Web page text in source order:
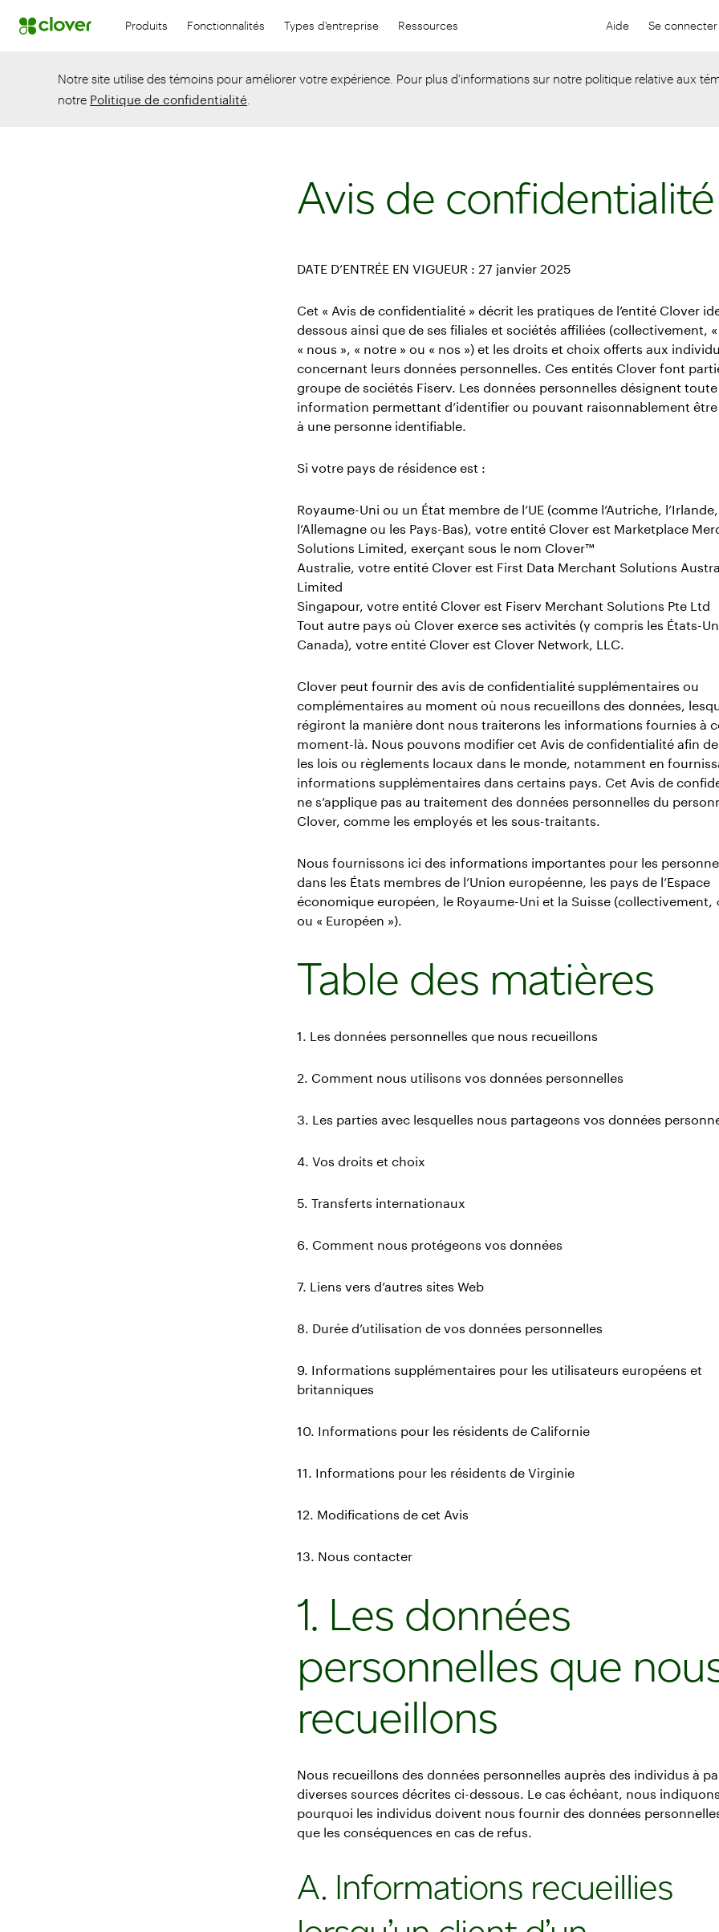
Produits Fonctionnalités Types d'entreprise Ressources Aide
Aide
Se connecter
Se
Notre site utilise des témoins pour améliorer votre expérience. Pour plus d'informations sur notre politique relative aux
notre Politique de confidentialité
Avis de confidentialité
DATE D’ENTRÉE EN VIGUEUR : 27 janvier 2025
Cet « Avis de confidentialité » décrit les pratiques de l’entité Clover
dessous ainsi que de ses filiales et sociétés affiliées (collectivement,
« nous », « notre » ou « nos ») et les droits et choix offerts aux
concernant leurs données personnelles. Ces entités Clover font
groupe de sociétés Fiserv. Les données personnelles désignent toute
information permettant d’identifier ou pouvant raisonnablement être
à une personne identifiable.
Si votre pays de résidence est :
Royaume-Uni ou un État membre de l’UE (comme l’Autriche, l’Irlande,
l’Allemagne ou les Pays-Bas), votre entité Clover est Marketplace
Solutions Limited, exerçant sous le nom Clover™
Australie, votre entité Clover est First Data Merchant Solutions
Limited
Singapour, votre entité Clover est Fiserv Merchant Solutions Pte Ltd
Tout autre pays où Clover exerce ses activités (y compris les États-
Canada), votre entité Clover est Clover Network, LLC.
Clover peut fournir des avis de confidentialité supplémentaires ou
complémentaires au moment où nous recueillons des données,
régiront la manière dont nous traiterons les informations fournies à
moment-là. Nous pouvons modifier cet Avis de confidentialité afin
les lois ou règlements locaux dans le monde, notamment en
informations supplémentaires dans certains pays. Cet Avis de
ne s’applique pas au traitement des données personnelles du
Clover, comme les employés et les sous-traitants.
Nous fournissons ici des informations importantes pour les
dans les États membres de l’Union européenne, les pays de l’Espace
économique européen, le Royaume-Uni et la Suisse (collectivement,
ou « Européen »).
Table des matières
1. Les données personnelles que nous recueillons
2. Comment nous utilisons vos données personnelles
3. Les parties avec lesquelles nous partageons vos données
4. Vos droits et choix
5. Transferts internationaux
6. Comment nous protégeons vos données
7. Liens vers d’autres sites Web
8. Durée d’utilisation de vos données personnelles
9. Informations supplémentaires pour les utilisateurs européens et
britanniques
10. Informations pour les résidents de Californie
11. Informations pour les résidents de Virginie
12. Modifications de cet Avis
13. Nous contacter
1. Les données
personnelles que
recueillons
Nous recueillons des données personnelles auprès des individus à
diverses sources décrites ci-dessous. Le cas échéant, nous
pourquoi les individus doivent nous fournir des données
que les conséquences en cas de refus.
A. Informations recueillies